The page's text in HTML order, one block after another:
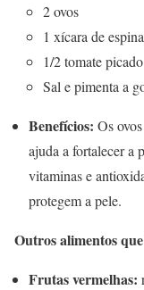
2 ovos
1 xícara de
1/2 tomate picado
Sal e pimenta a
Benefícios: Os
ajuda a fortalecer a
vitaminas e
protegem a pele.
Outros alimentos
Frutas vermelhas: